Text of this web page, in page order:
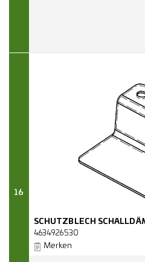
16
SCHUTZBLECH
4634926530
Merken